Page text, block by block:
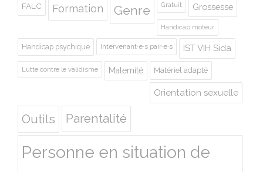
FALC Formation Genre Gratuit Grossesse
Handicap moteur
Handicap psychique Intervenant·e·s pair·e·s IST VIH Sida
Lutte contre le validisme Maternité Matériel adapté
Orientation sexuelle
Outils Parentalité
Personne en situation de